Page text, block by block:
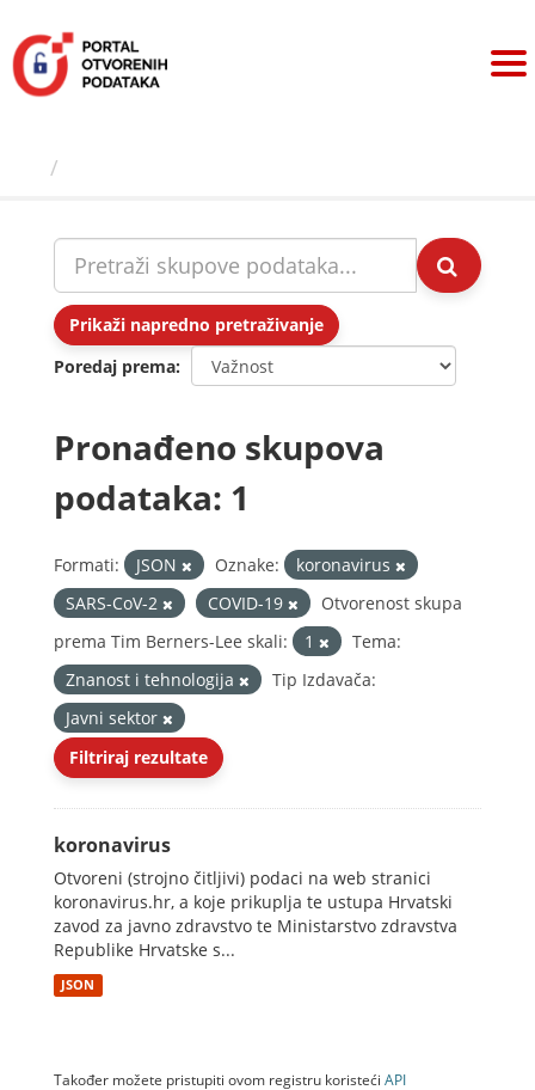
sadržaj
Prikaži napredno pretraživanje
Poredaj prema
Pronađeno skupova
podataka: 1
Formati: JSON Oznake:
koronavirus
SARS-CoV-2
COVID-19
Otvorenost skupa
prema Tim Berners-Lee skali:
1
Tema:
Znanost i tehnologija
Tip Izdavača:
Javni sektor
Filtriraj rezultate
koronavirus
Otvoreni (strojno čitljivi) podaci na web stranici
koronavirus.hr, a koje prikuplja te ustupa Hrvatski
zavod za javno zdravstvo te Ministarstvo zdravstva
Republike Hrvatske s...
JSON
Također možete pristupiti ovom registru koristeći API